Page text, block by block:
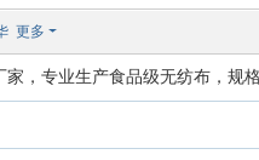
更多
家，专业生产食品级无纺布，规